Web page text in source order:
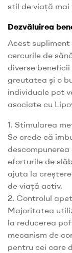
stil de viață mai
Dezvăluirea
Acest
cercurile de
diverse
greutatea și o
individuale pot
asociate cu
1. Stimularea
Se crede că
eforturile de
ajuta la
de viață activ.
2. Controlul
Majoritatea
la reducerea
mecanism de
pentru cei care